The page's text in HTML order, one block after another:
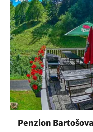
Penzion